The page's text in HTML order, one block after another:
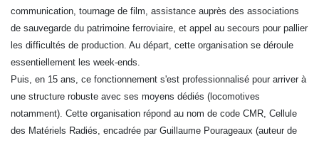
communication, tournage de film, assistance auprès des associations
de sauvegarde du patrimoine ferroviaire, et appel au secours pour pallier
les difficultés de production. Au départ, cette organisation se déroule
essentiellement les week-ends.
Puis, en 15 ans, ce fonctionnement s'est professionnalisé pour arriver à
une structure robuste avec ses moyens dédiés (locomotives
notamment). Cette organisation répond au nom de code CMR, Cellule
des Matériels Radiés, encadrée par Guillaume Pourageaux (auteur de